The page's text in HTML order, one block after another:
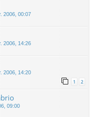
2006, 00:07
2006, 14:26
2006, 14:20
1 2
09:00